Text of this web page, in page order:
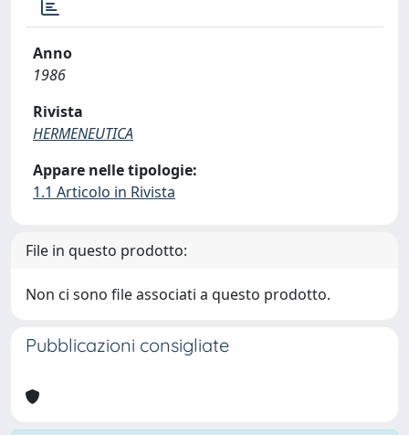
Anno
1986
Rivista
HERMENEUTICA
Appare nelle tipologie:
1.1 Articolo in Rivista
File in questo prodotto:
Non ci sono file associati a questo prodotto.
Pubblicazioni consigliate